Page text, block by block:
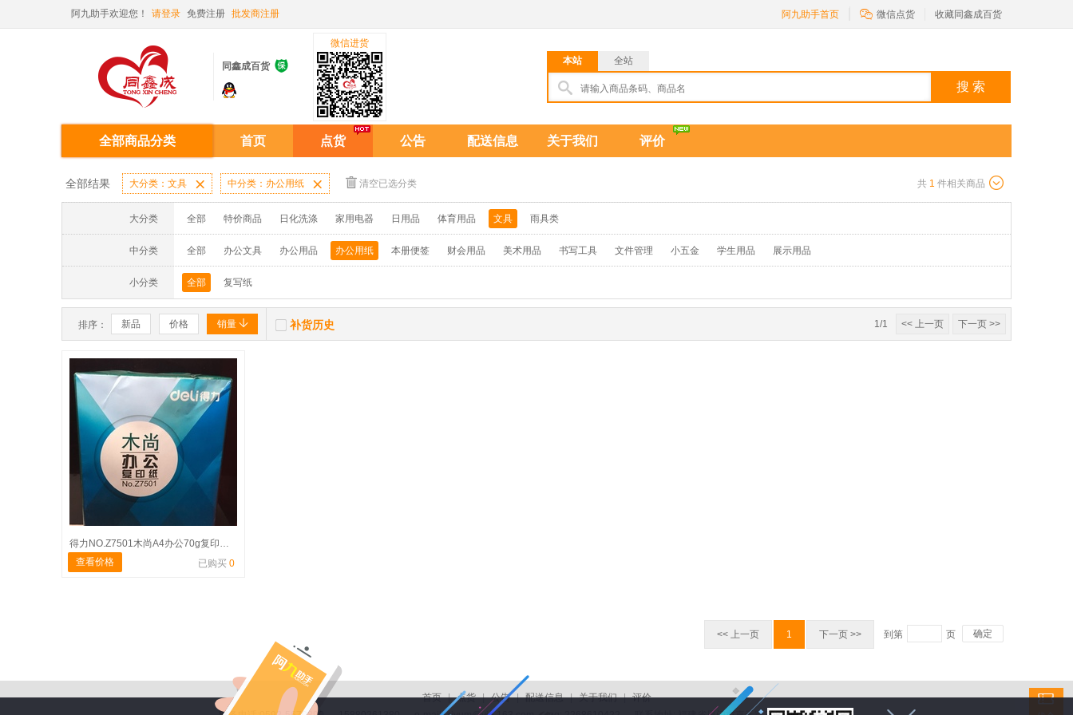
阿九助手欢迎您！ 请登录 免费注册 批发商注册 阿九助手首页  微信点货 收藏同鑫成百货
同鑫成百货 
微信进货
本站
全站
搜 索
全部商品分类 首页 点货 公告 配送信息 关于我们 评价
全部结果 大分类：文具  中分类：办公用纸  清空已选分类 共 1 件相关商品
大分类 全部 特价商品 日化洗涤 家用电器 日用品 体育用品 文具 雨具类
中分类 全部 办公文具 办公用品 办公用纸 本册便签 财会用品 美术用品 书写工具 文件管理 小五金 学生用品 展示用品
小分类 全部 复写纸
排序： 新品 价格 销量   补货历史 1/1 << 上一页 下一页 >>
得力NO.Z7501木尚A4办公70g复印纸（1*10）
查看价格
已购买 0
<< 上一页 1 下一页 >> 到第 页 确定
首页 | 点货 | 公告 | 配送信息 | 关于我们 | 评价
